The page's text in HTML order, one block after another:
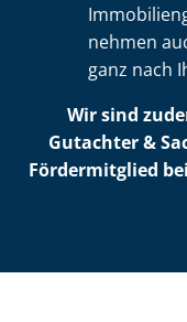
nehmen
ganz nach
Wir sind
Gutachter &
Fördermitglied